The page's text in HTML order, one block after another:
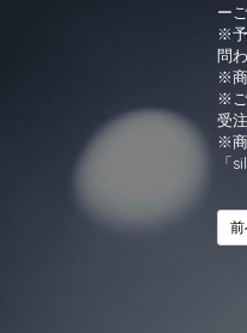
ー
※
問
※商
※ご
受
※商
「